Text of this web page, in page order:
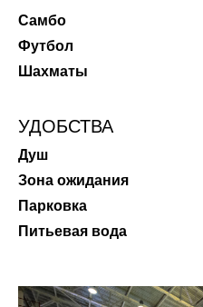
Самбо
Футбол
Шахматы
УДОБСТВА
Душ
Зона ожидания
Парковка
Питьевая вода